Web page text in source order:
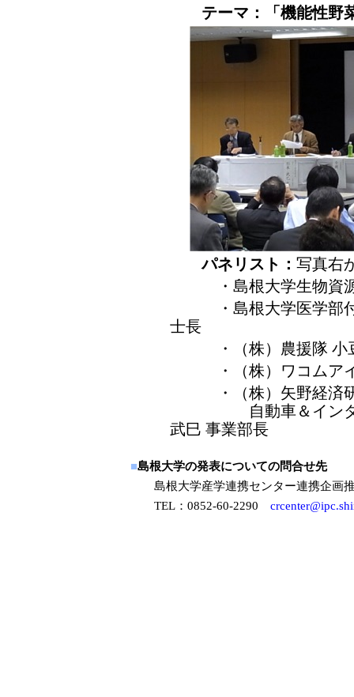
テーマ：「機能性野
パネリスト： 写真右
・島根大学生物資源
・島根大学医学部付
士長
・（株）農援隊 小豆
・（株）ワコムアイ
・（株）矢野経済
自動車＆インダス
武巳 事業部長
■島根大学の発表についての問合せ先
島根大学産学連携センター連携企画
TEL：0852-60-2290